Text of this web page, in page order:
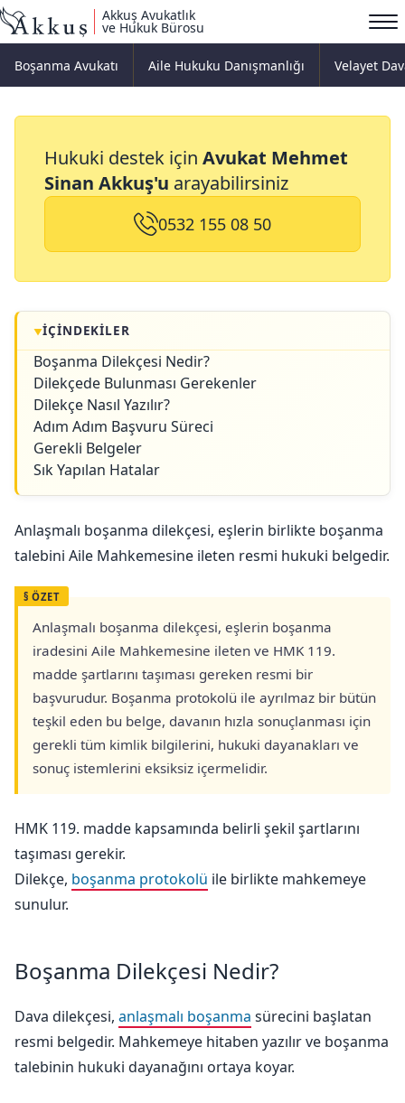
Akkuş Avukatlık
ve Hukuk Bürosu
Boşanma Avukatı Aile Hukuku Danışmanlığı Velayet
Dilekçesi
Hukuki destek için Avukat Mehmet
Sinan Akkuş'u arayabilirsiniz
0532 155 08 50
İÇINDEKILER
Boşanma Dilekçesi Nedir?
Dilekçede Bulunması Gerekenler
Dilekçe Nasıl Yazılır?
Adım Adım Başvuru Süreci
Gerekli Belgeler
Sık Yapılan Hatalar
Anlaşmalı boşanma dilekçesi, eşlerin birlikte boşanma
talebini Aile Mahkemesine ileten resmi hukuki belgedir.
Anlaşmalı boşanma dilekçesi, eşlerin boşanma
iradesini Aile Mahkemesine ileten ve HMK 119.
madde şartlarını taşıması gereken resmi bir
başvurudur. Boşanma protokolü ile ayrılmaz bir bütün
teşkil eden bu belge, davanın hızla sonuçlanması için
gerekli tüm kimlik bilgilerini, hukuki dayanakları ve
sonuç istemlerini eksiksiz içermelidir.
HMK 119. madde kapsamında belirli şekil şartlarını
taşıması gerekir.
Dilekçe, boşanma protokolü ile birlikte mahkemeye
sunulur.
Boşanma Dilekçesi Nedir?
Dava dilekçesi, anlaşmalı boşanma sürecini başlatan
resmi belgedir. Mahkemeye hitaben yazılır ve boşanma
talebinin hukuki dayanağını ortaya koyar.